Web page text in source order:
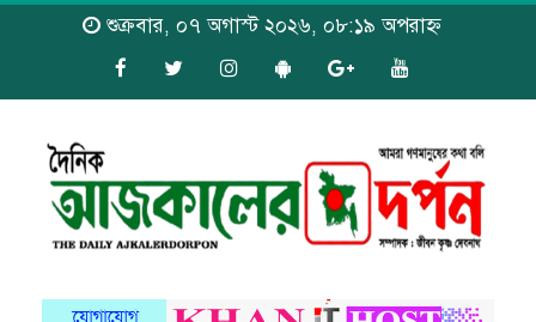
শুক্রবার, ০৭ অগাস্ট ২০২৬, ০৮:১৯ অপরাহ্ন